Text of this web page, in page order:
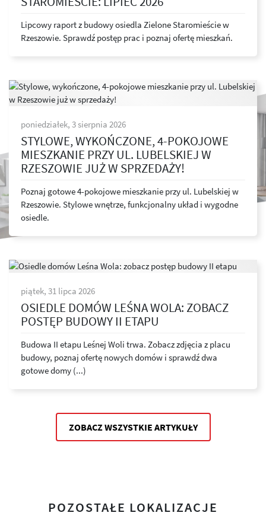
Lipcowy raport z budowy osiedla Zielone Staromieście w
Rzeszowie. Sprawdź postęp prac i poznaj ofertę mieszkań.
poniedziałek, 3 sierpnia 2026
STYLOWE, WYKOŃCZONE, 4-POKOJOWE
MIESZKANIE PRZY UL. LUBELSKIEJ W
RZESZOWIE JUŻ W SPRZEDAŻY!
Poznaj gotowe 4-pokojowe mieszkanie przy ul. Lubelskiej w
Rzeszowie. Stylowe wnętrze, funkcjonalny układ i wygodne
osiedle.
piątek, 31 lipca 2026
OSIEDLE DOMÓW LEŚNA WOLA: ZOBACZ
POSTĘP BUDOWY II ETAPU
Budowa II etapu Leśnej Woli trwa. Zobacz zdjęcia z placu
budowy, poznaj ofertę nowych domów i sprawdź dwa
gotowe domy (...)
ZOBACZ WSZYSTKIE ARTYKUŁY
POZOSTAŁE LOKALIZACJE